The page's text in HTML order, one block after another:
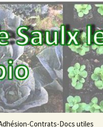
paniers bio
Contrats-Docs utiles